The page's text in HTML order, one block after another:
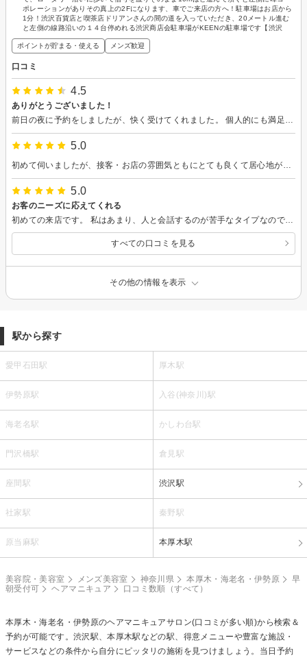
ポレーションがありその真上の2Fになります、車でご来店の方へ！駐車場はお店から
1分！渋沢百貨店と喫茶店ドリアンさんの間の道を入っていただき、20メートル進む
と左側の線路沿いの１４台停めれる渋沢商店会駐車場がKEENの駐車場です【渋沢
ポイントが貯まる・使える メンズ歓迎
口コミ
4.5
ありがとうございました！
5.0
5.0
お客のニーズに応えてくれる
初めての来店です。 私はあまり、人と会話するのが苦手なタイプなのでガンガン話しかけられるサロンは苦手です。 ですが、最初にアンケートを書くのですが髪型や技術面の指定の他にどう過ごしたいか等の記入もあってスマホと書いたのでとても気楽に過ごせました。 また行きたいと思います。 あと、会員カードみたいなのは渡されなかったけど、また来る時も初来店扱いなのかなと思いました。
すべての口コミを見る
その他の情報を表示
駅から探す
愛甲石田駅 厚木駅
伊勢原駅 入谷(神奈川)駅
海老名駅 かしわ台駅
門沢橋駅 倉見駅
座間駅 渋沢駅
社家駅 秦野駅
原当麻駅 本厚木駅
美容院・美容室 メンズ美容室 神奈川県 本厚木・海老名・伊勢原
早
朝受付可
ヘアマニキュア 口コミ数順（すべて）
本厚木・海老名・伊勢原のヘアマニキュアサロン(口コミが多い順)から検索＆
予約が可能です。渋沢駅、本厚木駅などの駅、得意メニューや豊富な施設・
サービスなどの条件から自分にピッタリの施術を見つけましょう。当日予約